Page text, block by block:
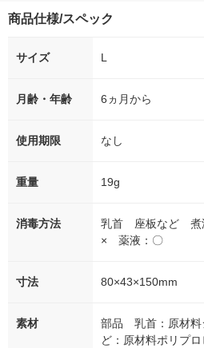
商品仕様/スペック
サイズ L
月齢・年齢 6ヵ月から
使用期限 なし
重量 19g
消毒方法
乳首 座板など 煮
× 薬液：〇
寸法 80×43×150mm
素材
部品 乳首：原材
ど：原材料ポリプロ